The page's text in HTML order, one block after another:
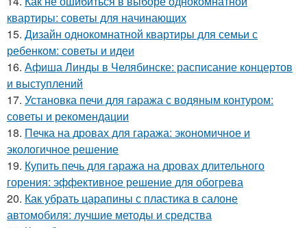
квартиры: советы для начинающих
15. Дизайн однокомнатной квартиры для семьи с
ребенком: советы и идеи
16. Афиша Линды в Челябинске: расписание концертов
и выступлений
17. Установка печи для гаража с водяным контуром:
советы и рекомендации
18. Печка на дровах для гаража: экономичное и
экологичное решение
19. Купить печь для гаража на дровах длительного
горения: эффективное решение для обогрева
20. Как убрать царапины с пластика в салоне
автомобиля: лучшие методы и средства